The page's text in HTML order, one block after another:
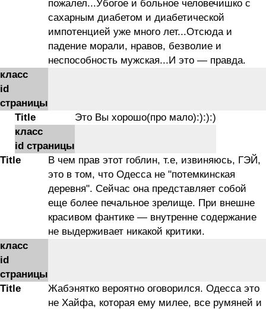
пожалел...Убогое и больное человечишко с
сахарным диабетом и диабетической
импотенцией уже много лет...Отсюда и
падение морали, нравов, безволие и
неспособность мужская...И это — правда.
класс
id
страницы
Title
Это Вы хорошо(про мало):):):)
класс
id страницы
Title
В чем прав этот гоблин, т.е, извиняюсь, ГЭЙ,
это в том, что Одесса не "потемкинская
деревня". Сейчас она представляет собой
еще более печальное зрелище. При внешне
красивом фантике — внутренне содержание
не выдерживает никакой критики.
класс
id
страницы
Title
Жабэнятко вероятно оговорился. Одесса это
не Хайфа, которая ему милее, все румяней и